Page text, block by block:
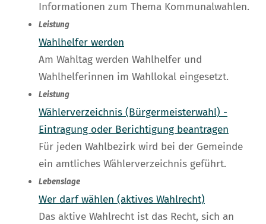
Informationen zum Thema Kommunalwahlen.
Leistung
Wahlhelfer werden
Am Wahltag werden Wahlhelfer und
Wahlhelferinnen im Wahllokal eingesetzt.
Leistung
Wählerverzeichnis (Bürgermeisterwahl) -
Eintragung oder Berichtigung beantragen
Für jeden Wahlbezirk wird bei der Gemeinde
ein amtliches Wählerverzeichnis geführt.
Lebenslage
Wer darf wählen (aktives Wahlrecht)
Das aktive Wahlrecht ist das Recht, sich an